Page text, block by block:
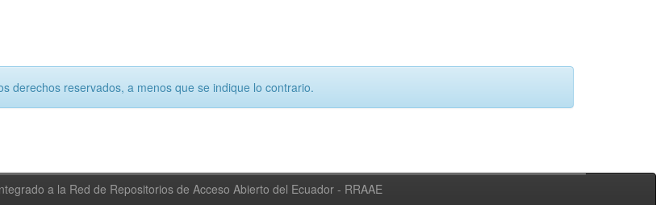
derechos reservados, a menos que se indique lo contrario.
a la Red de Repositorios de Acceso Abierto del Ecuador - RRAAE